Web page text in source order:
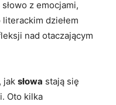
z emocjami,
⁢dziełem
nad otaczającym
jak słowa stają się
Oto kilka